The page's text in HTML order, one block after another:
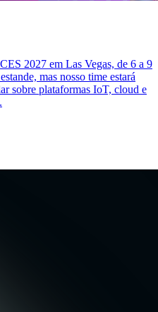
2027 em Las Vegas, de 6 a 9
mas nosso time estará
sobre plataformas IoT, cloud e